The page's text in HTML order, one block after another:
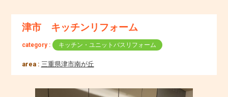
津市 キッチンリフォーム
category : キッチン・ユニットバスリフォーム
area : 三重県津市南が丘